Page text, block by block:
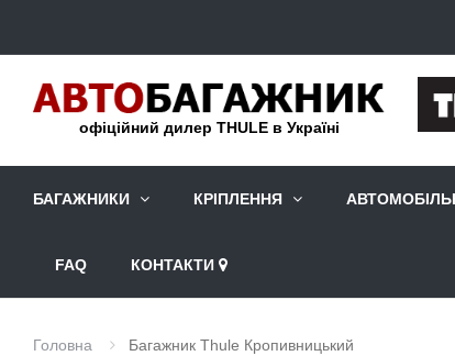
офіційний дилер THULE в Україні
БАГАЖНИКИ КРІПЛЕННЯ
FAQ КОНТАКТИ
Головна Багажник Thule Кропивницький